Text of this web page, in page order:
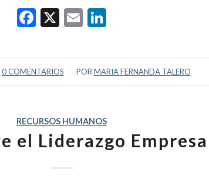
Facebook
X Email
0 COMENTARIOS
/ POR MARIA FERNANDA TALERO
RECURSOS HUMANOS
el Liderazgo